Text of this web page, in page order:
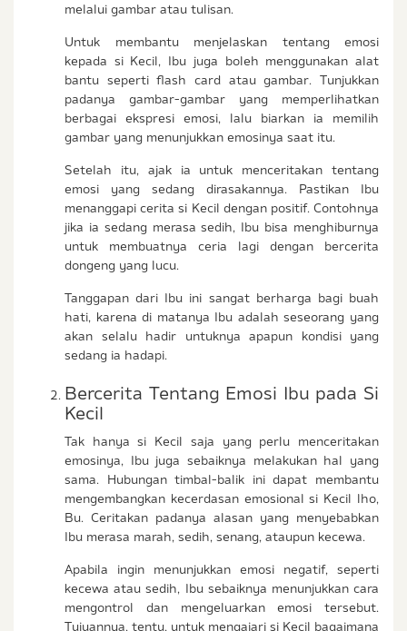
melalui gambar atau tulisan.
Untuk membantu menjelaskan tentang emosi
kepada si Kecil, Ibu juga boleh menggunakan alat
bantu seperti flash card atau gambar. Tunjukkan
padanya gambar-gambar yang memperlihatkan
berbagai ekspresi emosi, lalu biarkan ia memilih
gambar yang menunjukkan emosinya saat itu.
Setelah itu, ajak ia untuk menceritakan tentang
emosi yang sedang dirasakannya. Pastikan Ibu
menanggapi cerita si Kecil dengan positif. Contohnya
jika ia sedang merasa sedih, Ibu bisa menghiburnya
untuk membuatnya ceria lagi dengan bercerita
dongeng yang lucu.
Tanggapan dari Ibu ini sangat berharga bagi buah
hati, karena di matanya Ibu adalah seseorang yang
akan selalu hadir untuknya apapun kondisi yang
sedang ia hadapi.
Bercerita Tentang Emosi Ibu pada Si
Kecil
Tak hanya si Kecil saja yang perlu menceritakan
emosinya, Ibu juga sebaiknya melakukan hal yang
sama. Hubungan timbal-balik ini dapat membantu
mengembangkan kecerdasan emosional si Kecil lho,
Bu. Ceritakan padanya alasan yang menyebabkan
Ibu merasa marah, sedih, senang, ataupun kecewa.
Apabila ingin menunjukkan emosi negatif, seperti
kecewa atau sedih, Ibu sebaiknya menunjukkan cara
mengontrol dan mengeluarkan emosi tersebut.
Tujuannya, tentu, untuk mengajari si Kecil bagaimana